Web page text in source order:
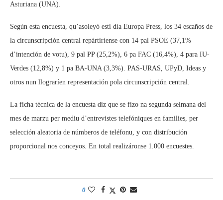
Asturiana (UNA).
Según esta encuesta, qu’asoleyó esti día Europa Press, los 34 escaños de
la circunscripción central repártiríense con 14 pal PSOE (37,1%
d’intención de votu), 9 pal PP (25,2%), 6 pa FAC (16,4%), 4 para IU-
Verdes (12,8%) y 1 pa BA-UNA (3,3%). PAS-URAS, UPyD, Ideas y
otros nun llograríen representación pola circunscripción central.
La ficha técnica de la encuesta diz que se fizo na segunda selmana del
mes de marzu per mediu d’entrevistes telefóniques en families, per
selección aleatoria de númberos de teléfonu, y con distribución
proporcional nos conceyos. En total realizáronse 1.000 encuestes.
0